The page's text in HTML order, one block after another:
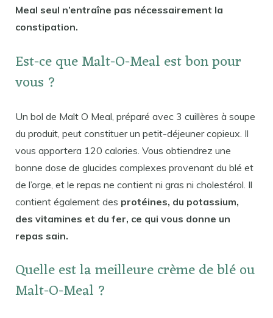
Meal seul n’entraîne pas nécessairement la
constipation.
Est-ce que Malt-O-Meal est bon pour
vous ?
Un bol de Malt O Meal, préparé avec 3 cuillères à soupe
du produit, peut constituer un petit-déjeuner copieux. Il
vous apportera 120 calories. Vous obtiendrez une
bonne dose de glucides complexes provenant du blé et
de l’orge, et le repas ne contient ni gras ni cholestérol. Il
contient également des protéines, du potassium,
des vitamines et du fer, ce qui vous donne un
repas sain.
Quelle est la meilleure crème de blé ou
Malt-O-Meal ?